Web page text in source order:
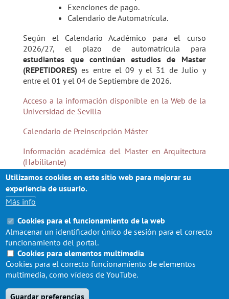
Exenciones de pago.
Calendario de Automatrícula.
Según el Calendario Académico para el curso
2026/27, el plazo de automatrícula para
estudiantes que continúan estudios de Master
(REPETIDORES) es entre el 09 y el 31 de Julio y
entre el 01 y el 04 de Septiembre de 2026.
Acceso a la información disponible en la Web de la
Universidad de Sevilla
Calendario de Preinscripción Máster
Información académica del Master en Arquitectura
(Habilitante)
Asimismo, la Universidad de Sevilla recomienda
visitar el CAT (Centro de Atención a Estudiantes de la
Universidad de Sevilla
automatrícula.
Utilizamos cookies en este sitio web para mejorar su
experiencia de usuario.
Más info
Cookies para el funcionamiento de la web
Almacenar un identificador único de sesión para el correcto
funcionamiento del portal.
Cookies para elementos multimedia
Cookies para el correcto funcionamiento de elementos
multimedia, como vídeos de YouTube.
Guardar preferencias